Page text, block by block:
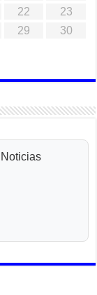
22
23
29
30